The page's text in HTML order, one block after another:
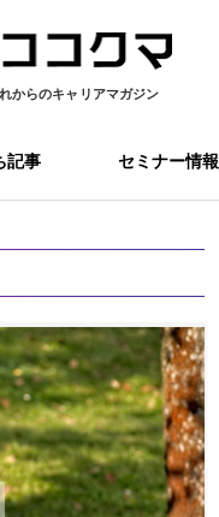
からのキャリアマガジン
記事 セミナー情報